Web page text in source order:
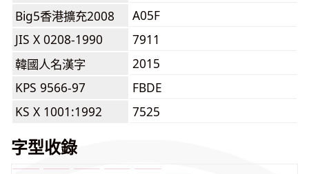
Big5香港擴充2008
A05F
JIS X 0208-1990
7911
韓國人名漢字
2015
KPS 9566-97
FBDE
KS X 1001:1992
7525
字型收錄